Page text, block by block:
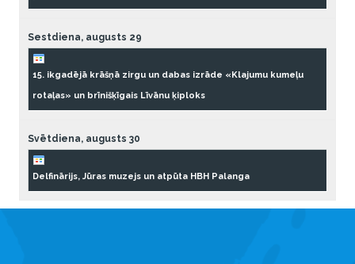
Sestdiena, augusts 29
15. ikgadējā krāšņā zirgu un dabas izrāde «Klajumu kumeļu
rotaļas» un brīnišķīgais Līvānu ķiploks
Svētdiena, augusts 30
Delfinārijs, Jūras muzejs un atpūta HBH Palanga